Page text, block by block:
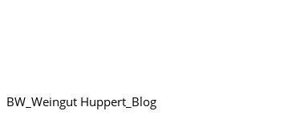
BW_Weingut Huppert_Blog